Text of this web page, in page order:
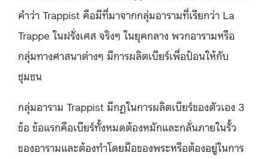
คำว่า Trappist คือมีที่มาจากกลุ่มอารามที่เรียกว่า La
Trappe ในฝรั่งเศส จริงๆ ในยุคกลาง พวกอารามหรือ
กลุ่มทางศาสนาต่างๆ มีการผลิตเบียร์เพื่อป้อนให้กับ
ชุมชน
กลุ่มอาราม Trappist มีกฏในการผลิตเบียร์ของตัวเอง 3
ข้อ ข้อแรกคือเบียร์ทั้งหมดต้องหมักและกลั่นภายในรั้ว
ของอารามและต้องทำโดยมือของพระหรือต้องอยู่ในการ